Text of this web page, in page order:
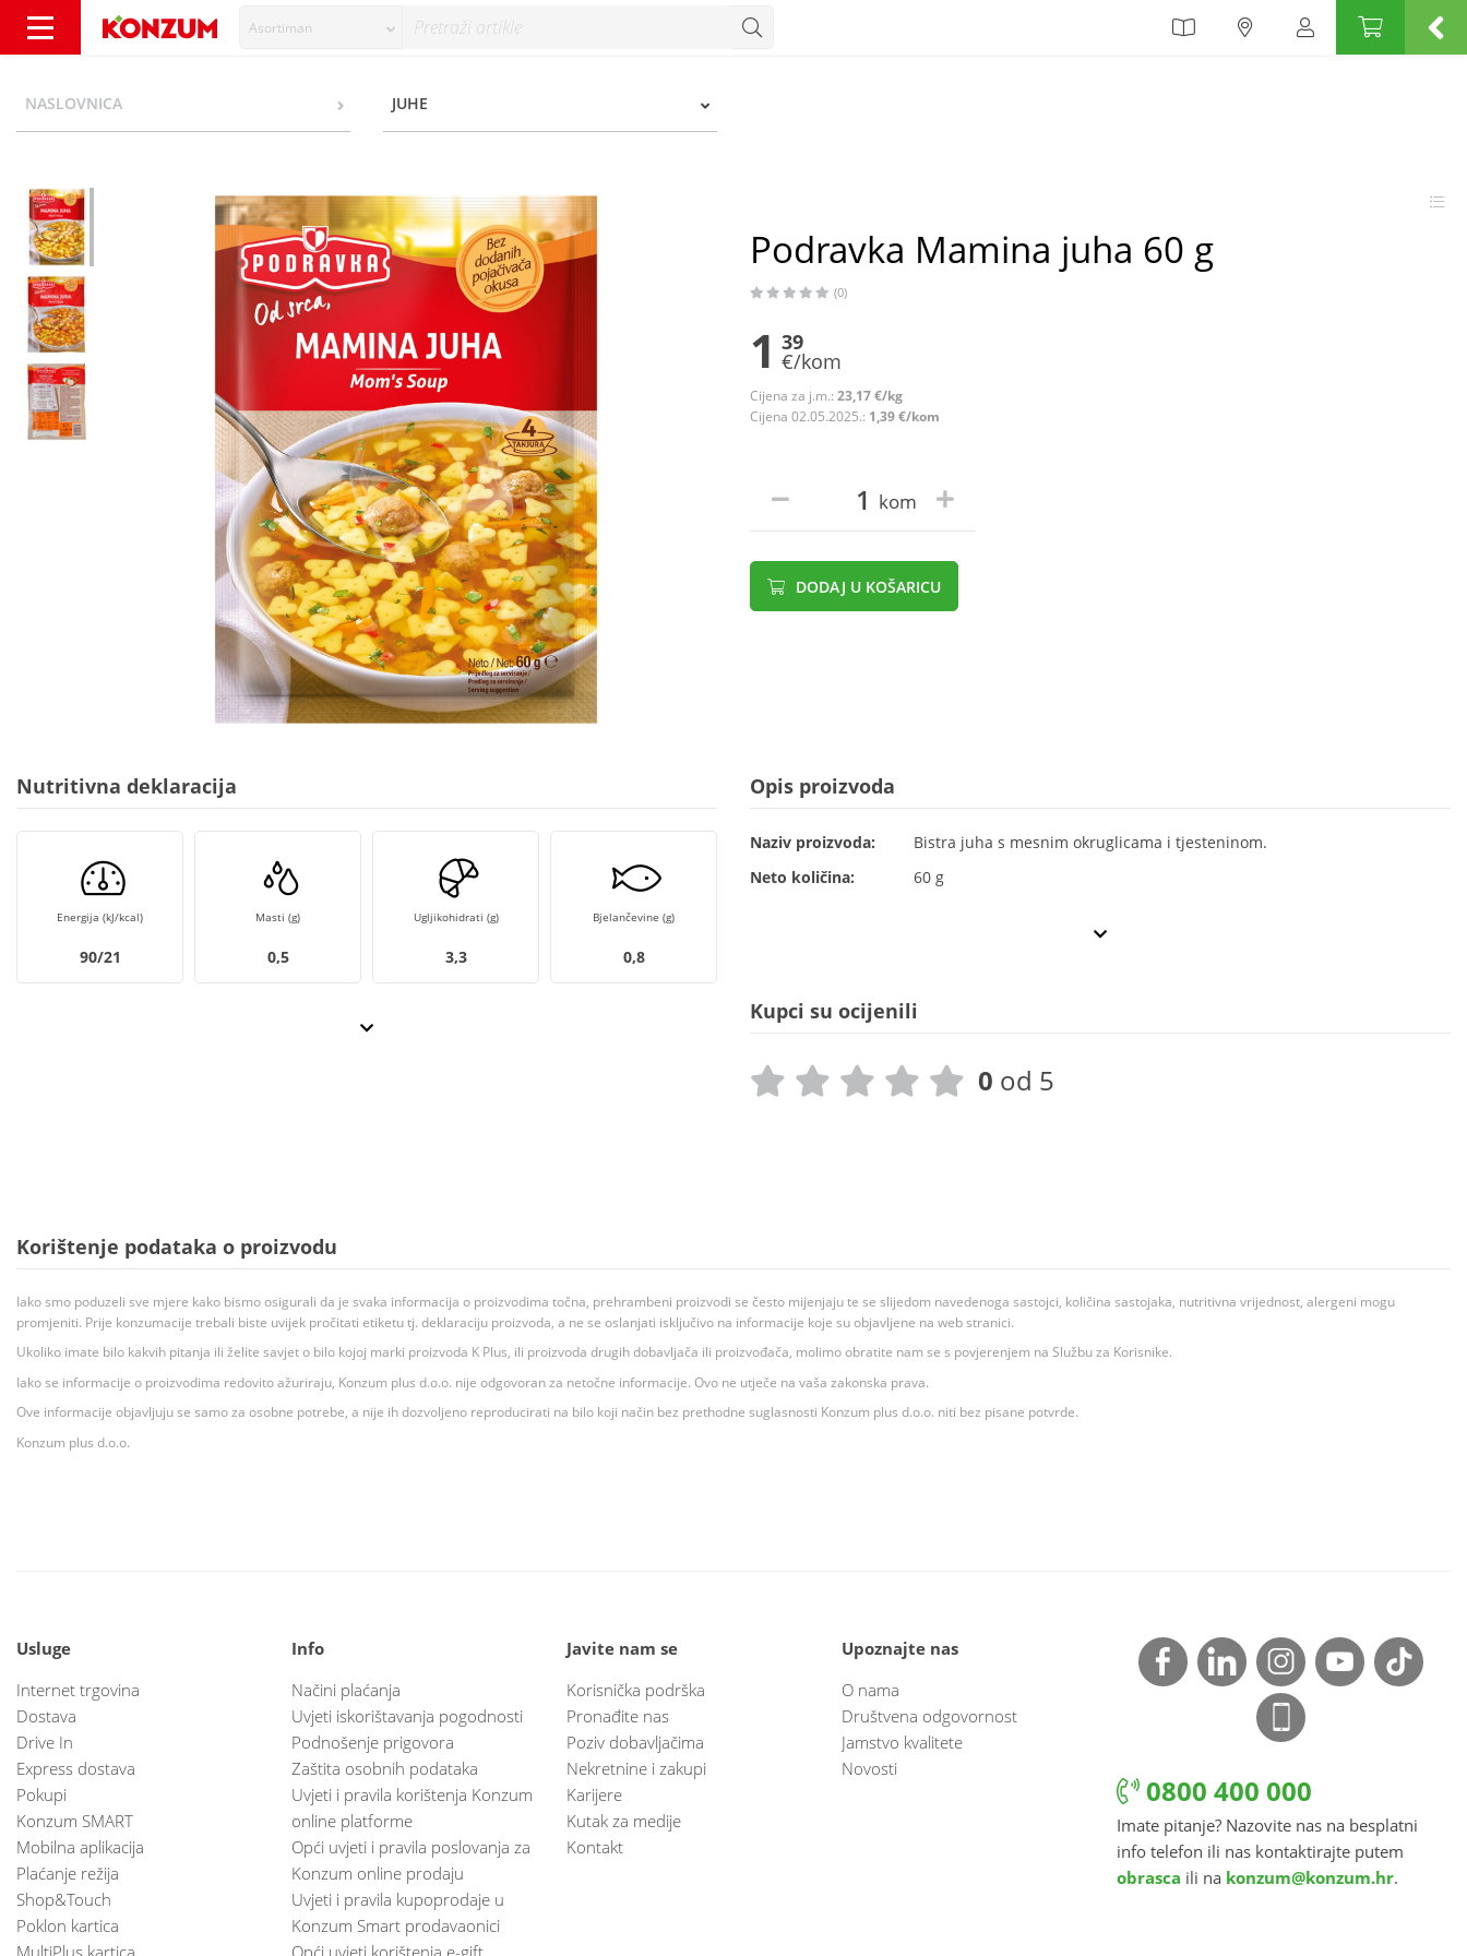
Asortiman
NASLOVNICA JUHE
Podravka Mamina juha 60 g
(0)
1 39
€/kom
Cijena za j.m.: 23,17 €/kg
Cijena 02.05.2025.: 1,39 €/kom
kom
DODAJ U KOŠARICU
Nutritivna deklaracija
Energija (kJ/kcal)
90/21
Masti (g)
0,5
Ugljikohidrati (g)
3,3
Bjelančevine (g)
0,8
Opis proizvoda
Naziv proizvoda:
Bistra juha s mesnim okruglicama i tjesteninom.
Neto količina:
60 g
Kupci su ocijenili
0 od 5
Korištenje podataka o proizvodu
Iako smo poduzeli sve mjere kako bismo osigurali da je svaka informacija o proizvodima točna, prehrambeni proizvodi se često mijenjaju te se slijedom navedenoga sastojci, količina sastojaka, nutritivna vrijednost, alergeni mogu
promjeniti. Prije konzumacije trebali biste uvijek pročitati etiketu tj. deklaraciju proizvoda, a ne se oslanjati isključivo na informacije koje su objavljene na web stranici.
Ukoliko imate bilo kakvih pitanja ili želite savjet o bilo kojoj marki proizvoda K Plus, ili proizvoda drugih dobavljača ili proizvođača, molimo obratite nam se s povjerenjem na Službu za Korisnike.
Iako se informacije o proizvodima redovito ažuriraju, Konzum plus d.o.o. nije odgovoran za netočne informacije. Ovo ne utječe na vaša zakonska prava.
Ove informacije objavljuju se samo za osobne potrebe, a nije ih dozvoljeno reproducirati na bilo koji način bez prethodne suglasnosti Konzum plus d.o.o. niti bez pisane potvrde.
Konzum plus d.o.o.
Usluge
Internet trgovina
Dostava
Drive In
Express dostava
Pokupi
Konzum SMART
Mobilna aplikacija
Plaćanje režija
Shop&Touch
Poklon kartica
MultiPlus kartica
Info
Načini plaćanja
Uvjeti iskorištavanja pogodnosti
Podnošenje prigovora
Zaštita osobnih podataka
Uvjeti i pravila korištenja Konzum
online platforme
Opći uvjeti i pravila poslovanja za
Konzum online prodaju
Uvjeti i pravila kupoprodaje u
Konzum Smart prodavaonici
Opći uvjeti korištenja e-gift
Javite nam se
Korisnička podrška
Pronađite nas
Poziv dobavljačima
Nekretnine i zakupi
Karijere
Kutak za medije
Kontakt
Upoznajte nas
O nama
Društvena odgovornost
Jamstvo kvalitete
Novosti
0800 400 000
Imate pitanje? Nazovite nas na besplatni
info telefon ili nas kontaktirajte putem
obrasca ili na konzum@konzum.hr.